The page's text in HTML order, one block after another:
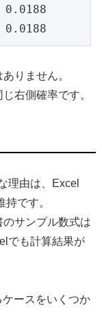
りません。
右側確率です。
理由は、Excel
です。
サンプル数式は
でも計算結果が
ケースをいくつか